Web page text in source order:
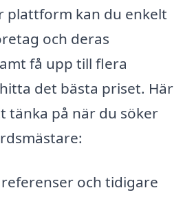
plattform kan du enkelt
och deras
få upp till flera
det bästa priset. Här
tänka på när du söker
och tidigare